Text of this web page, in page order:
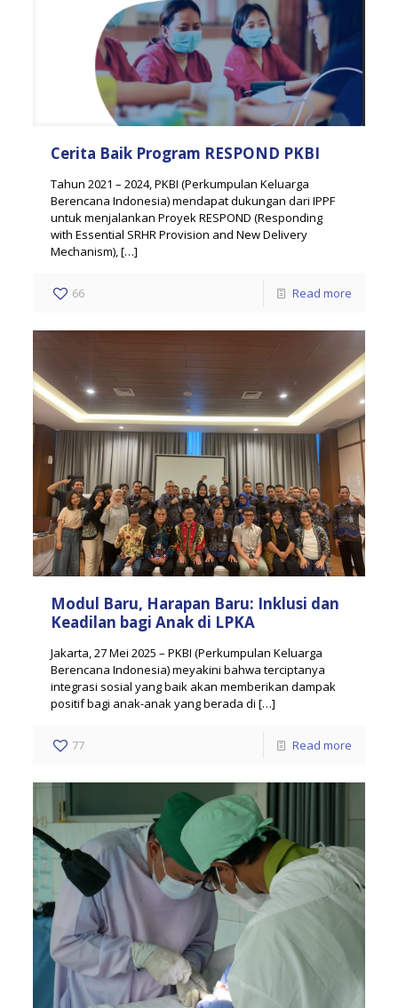
Cerita Baik Program RESPOND PKBI
Tahun 2021 – 2024, PKBI (Perkumpulan Keluarga
Berencana Indonesia) mendapat dukungan dari IPPF
untuk menjalankan Proyek RESPOND (Responding
with Essential SRHR Provision and New Delivery
Mechanism),[…]
66 Read more
Modul Baru, Harapan Baru: Inklusi dan
Keadilan bagi Anak di LPKA
Jakarta, 27 Mei 2025 – PKBI (Perkumpulan Keluarga
Berencana Indonesia) meyakini bahwa terciptanya
integrasi sosial yang baik akan memberikan dampak
positif bagi anak-anak yang berada di […]
77 Read more